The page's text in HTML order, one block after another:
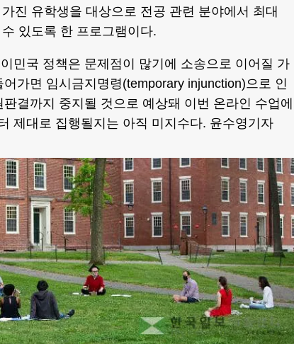
진 유학생을 대상으로 전공 관련 분야에서 최대
있도록 한 프로그램이다.
민국 정책은 문제점이 많기에 소송으로 이어질 가
가면 임시금지명령(temporary injunction)으로 인
결까지 중지될 것으로 예상돼 이번 온라인 수업에
제대로 집행될지는 아직 미지수다. 윤수영기자